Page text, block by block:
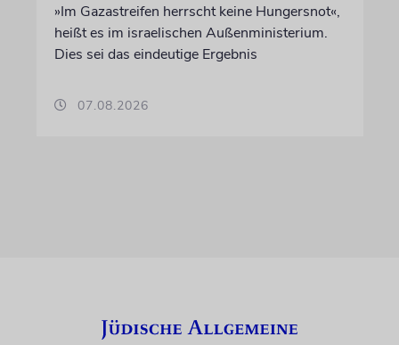
»Im Gazastreifen herrscht keine Hungersnot«,
heißt es im israelischen Außenministerium.
Dies sei das eindeutige Ergebnis
07.08.2026